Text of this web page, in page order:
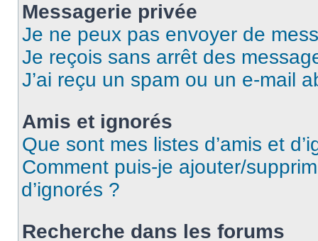
Messagerie privée
Je ne peux pas envoyer de
Je reçois sans arrêt des
J’ai reçu un spam ou un e-mail
Amis et ignorés
Que sont mes listes d’amis et
Comment puis-je ajouter/
d’ignorés ?
Recherche dans les forums